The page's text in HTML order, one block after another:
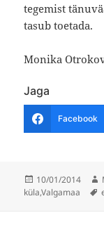
tegemist
tasub toetada.
Monika
Jaga
Facebook
Postitatud
10/01/2014
küla,Valgamaa